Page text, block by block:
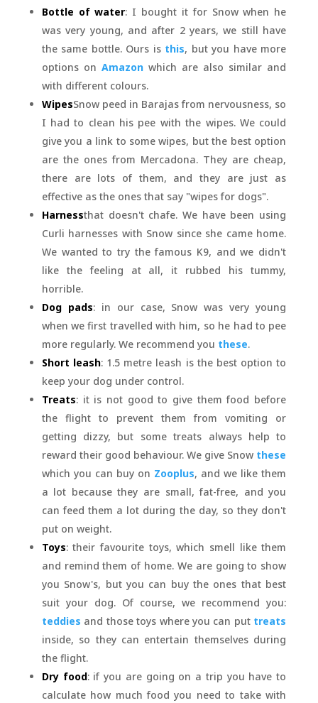
Bottle of water: I bought it for Snow when he
was very young, and after 2 years, we still have
the same bottle. Ours is this, but you have more
options on Amazonwhich are also similar and
with different colours.
WipesSnow peed in Barajas from nervousness, so
I had to clean his pee with the wipes. We could
give you a link to some wipes, but the best option
are the ones from Mercadona. They are cheap,
there are lots of them, and they are just as
effective as the ones that say "wipes for dogs".
Harnessthat doesn't chafe. We have been using
Curli harnesses with Snow since she came home.
We wanted to try the famous K9, and we didn't
like the feeling at all, it rubbed his tummy,
horrible.
Dog pads: in our case, Snow was very young
when we first travelled with him, so he had to pee
more regularly. We recommend you these.
Short leash: 1.5 metre leash is the best option to
keep your dog under control.
Treats: it is not good to give them food before
the flight to prevent them from vomiting or
getting dizzy, but some treats always help to
reward their good behaviour. We give Snow these
which you can buy on Zooplus, and we like them
a lot because they are small, fat-free, and you
can feed them a lot during the day, so they don't
put on weight.
Toys: their favourite toys, which smell like them
and remind them of home. We are going to show
you Snow's, but you can buy the ones that best
suit your dog. Of course, we recommend you:
teddies and those toys where you can put treats
inside, so they can entertain themselves during
the flight.
Dry food: if you are going on a trip you have to
calculate how much food you need to take with